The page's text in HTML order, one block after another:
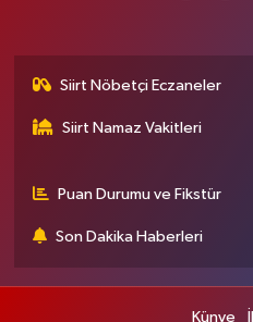
Siirt Nöbetçi Eczaneler
Siirt Namaz Vakitleri
Puan Durumu ve Fikstür
Son Dakika Haberleri
Künye